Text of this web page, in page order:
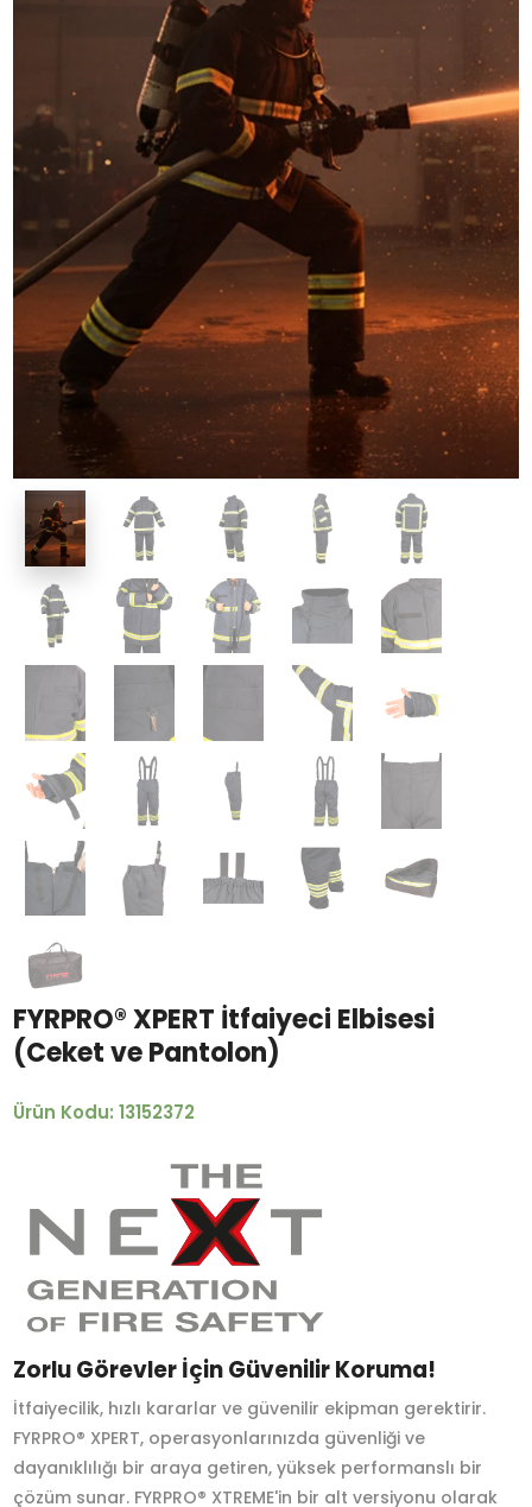
FYRPRO® XPERT İtfaiyeci Elbisesi
(Ceket ve Pantolon)
Ürün Kodu: 13152372
Zorlu Görevler İçin Güvenilir Koruma!
İtfaiyecilik, hızlı kararlar ve güvenilir ekipman gerektirir.
FYRPRO® XPERT, operasyonlarınızda güvenliği ve
dayanıklılığı bir araya getiren, yüksek performanslı bir
çözüm sunar. FYRPRO® XTREME'in bir alt versiyonu olarak